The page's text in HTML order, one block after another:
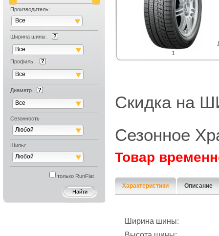
Производитель:
Все
Ширина шины:
Все
Профиль:
Все
Диаметр
Все
Сезонность
Любой
Шипы:
Любой
только RunFlat
1
Скидка на
Сезонное
Товар
Характеристики Описание
Ширина шины: